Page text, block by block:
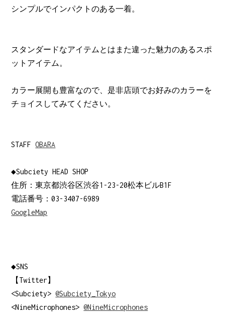
シンプルでインパクトのある一着。
スタンダードなアイテムとはまた違った魅力のあるスポ
ットアイテム。
カラー展開も豊富なので、是非店頭でお好みのカラーを
チョイスしてみてください。
STAFFOBARA
◆Subciety HEAD SHOP
住所：東京都渋谷区渋谷1-23-20松本ビルB1F
電話番号：03-3407-6989
GoogleMap
◆SNS
【Twitter】
<Subciety>@Subciety_Tokyo
<NineMicrophones>@NineMicrophones